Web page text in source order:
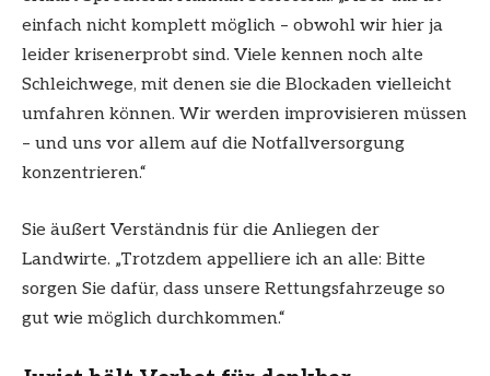
einfach nicht komplett möglich – obwohl wir hier ja
leider krisenerprobt sind. Viele kennen noch alte
Schleichwege, mit denen sie die Blockaden vielleicht
umfahren können. Wir werden improvisieren müssen
– und uns vor allem auf die Notfallversorgung
konzentrieren.“
Sie äußert Verständnis für die Anliegen der
Landwirte. „Trotzdem appelliere ich an alle: Bitte
sorgen Sie dafür, dass unsere Rettungsfahrzeuge so
gut wie möglich durchkommen.“